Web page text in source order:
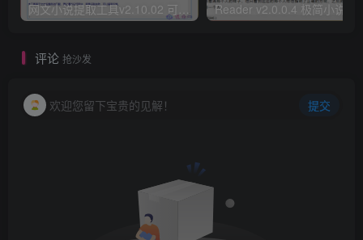
网文小说提取工具v2.10.02 可以自动下载小说 从此不再花钱看小说
评论 抢沙发
欢迎您留下宝贵的见解！ 提交